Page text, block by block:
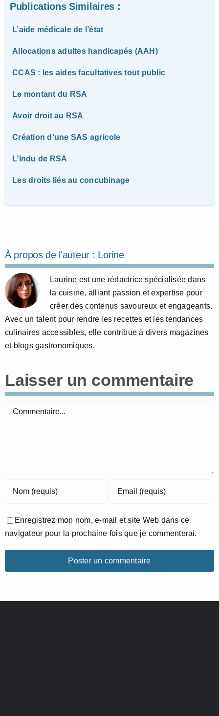
Publications Similaires :
L’aide médicale de l’état
Allocations adultes handicapés (AAH)
CCAS : les aides facultatives tout public
Le montant du RSA
Avoir droit au RSA
Création d’une SAS agricole
L’Indu de RSA
Les droits liés au concubinage
À propos de l'auteur : Lorine
Laurine est une rédactrice spécialisée dans
la cuisine, alliant passion et expertise pour
créer des contenus savoureux et engageants.
Avec un talent pour rendre les recettes et les tendances
culinaires accessibles, elle contribue à divers magazines
et blogs gastronomiques.
Laisser un commentaire
Commentaire
Enregistrez mon nom, e-mail et site Web dans ce
navigateur pour la prochaine fois que je commenterai.